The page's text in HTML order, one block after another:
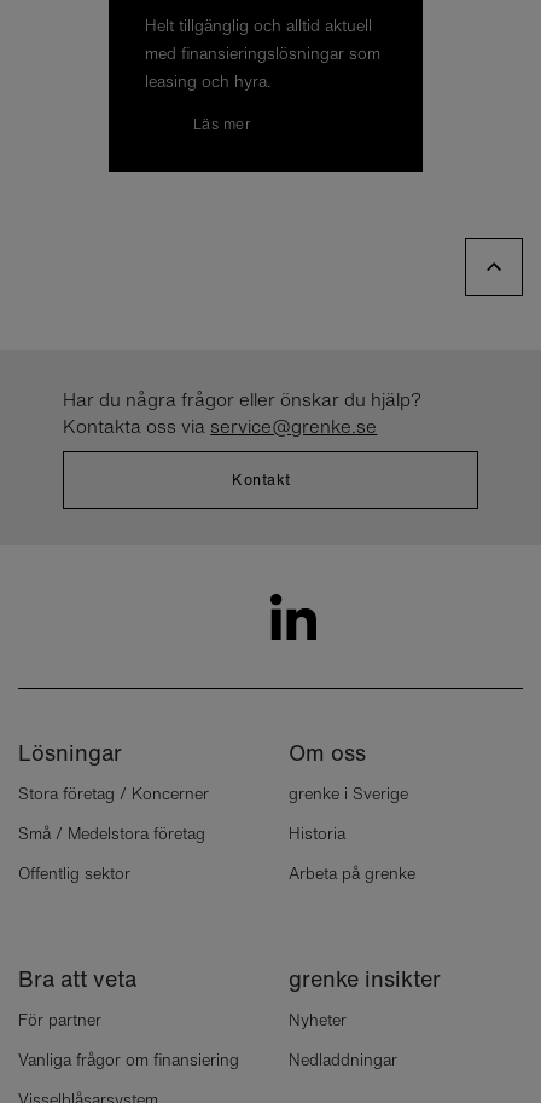
Helt till­gäng­lig och all­tid ak­tu­ell
med fi­nan­sie­rings­lös­ning­ar som
le­a­sing och hyra.
Läs mer
Har du några frågor eller önskar du hjälp?
Kontakta oss via service@grenke.se
Kontakt
Lösningar
Stora företag / Koncerner
Små / Medelstora företag
Offentlig sektor
Om oss
grenke i Sverige
Historia
Arbeta på grenke
Bra att veta
För partner
Vanliga frågor om finansiering
grenke insikter
Nyheter
Nedladdningar